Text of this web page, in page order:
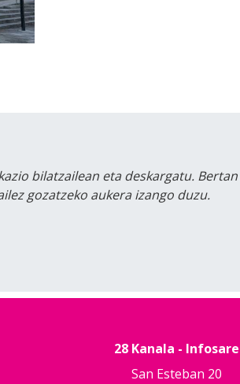
bilatzailean eta deskargatu. Bertan
gozatzeko aukera izango duzu.
28 Kanala - Infosare
San Esteban 20